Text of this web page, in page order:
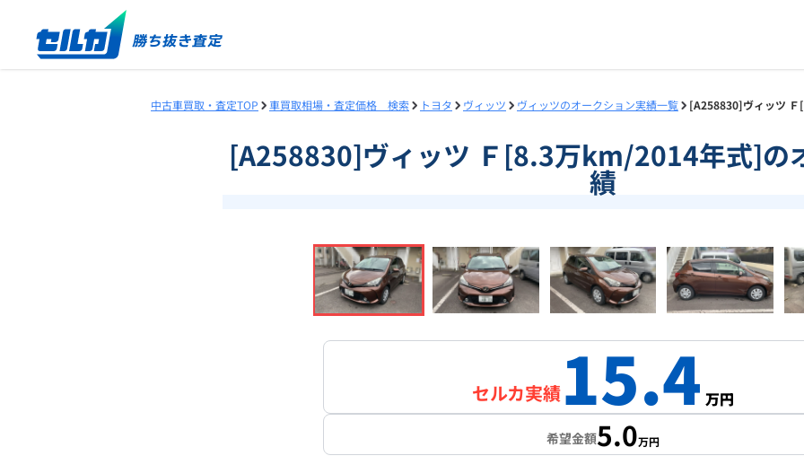
中古車買取・査定TOP 車買取相場・査定価格 検索 トヨタ ヴィッツ ヴィッツのオークション実績一覧 [A258830]ヴィッツ
[A258830]ヴィッツ Ｆ[8.3万km/2014年式]の
績
セルカ実績15.4 万円
希望金額5.0万円